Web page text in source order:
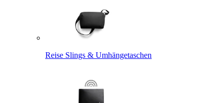
Reise Slings & Umhängetaschen